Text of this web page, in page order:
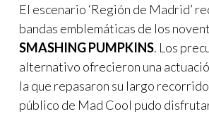
El escenario ‘Región de Madrid’
bandas emblemáticas de los
SMASHING PUMPKINS. Los
alternativo ofrecieron una
la que repasaron su largo
público de Mad Cool pudo